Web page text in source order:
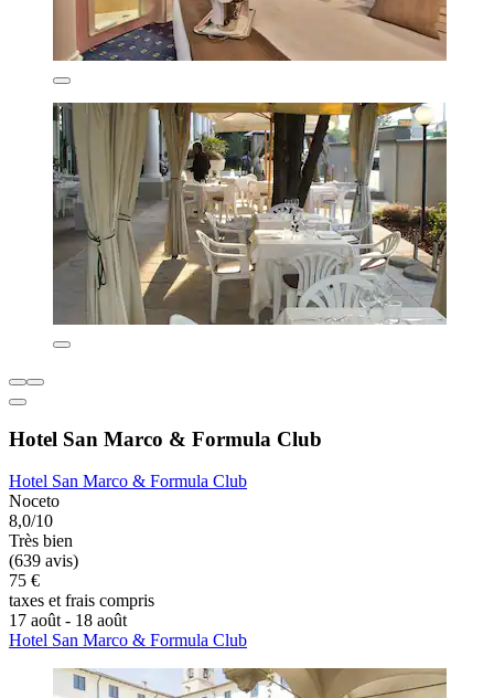
Hotel San Marco & Formula Club
Hotel San Marco & Formula Club
Noceto
8,0/10
Très bien
(639 avis)
75 €
taxes et frais compris
17 août - 18 août
Hotel San Marco & Formula Club